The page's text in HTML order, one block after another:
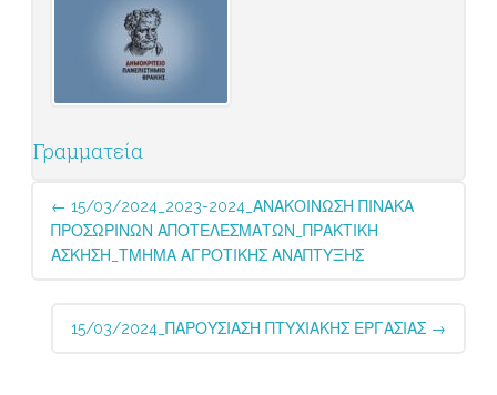
Γραμματεία
Post
navigation
← 15/03/2024_2023-2024_ΑΝΑΚΟΙΝΩΣΗ ΠΙΝΑΚΑ
ΠΡΟΣΩΡΙΝΩΝ ΑΠΟΤΕΛΕΣΜΑΤΩΝ_ΠΡΑΚΤΙΚΗ
ΑΣΚΗΣΗ_ΤΜΗΜΑ ΑΓΡΟΤΙΚΗΣ ΑΝΑΠΤΥΞΗΣ
15/03/2024_ΠΑΡΟΥΣΙΑΣΗ ΠΤΥΧΙΑΚΗΣ ΕΡΓΑΣΙΑΣ →